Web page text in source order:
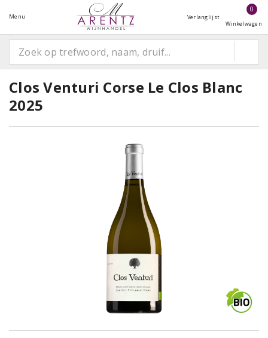
Menu Verlanglijst
0
Winkelwagen
Clos Venturi Corse Le Clos Blanc
2025